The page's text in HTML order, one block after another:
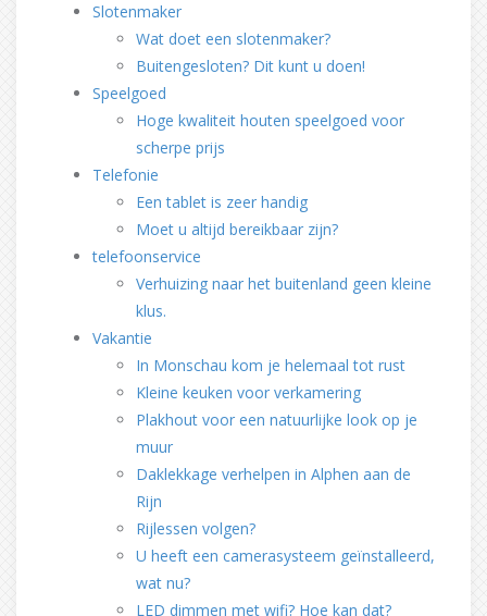
Slotenmaker
Wat doet een slotenmaker?
Buitengesloten? Dit kunt u doen!
Speelgoed
Hoge kwaliteit houten speelgoed voor
scherpe prijs
Telefonie
Een tablet is zeer handig
Moet u altijd bereikbaar zijn?
telefoonservice
Verhuizing naar het buitenland geen kleine
klus.
Vakantie
In Monschau kom je helemaal tot rust
Kleine keuken voor verkamering
Plakhout voor een natuurlijke look op je
muur
Daklekkage verhelpen in Alphen aan de
Rijn
Rijlessen volgen?
U heeft een camerasysteem geïnstalleerd,
wat nu?
LED dimmen met wifi? Hoe kan dat?